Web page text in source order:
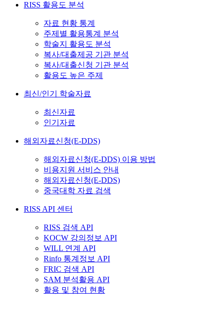
RISS 활용도 분석
자료 현황 통계
주제별 활용통계 분석
학술지 활용도 분석
복사/대출제공 기관 분석
복사/대출신청 기관 분석
활용도 높은 주제
최신/인기 학술자료
최신자료
인기자료
해외자료신청(E-DDS)
해외자료신청(E-DDS) 이용 방법
비용지원 서비스 안내
해외자료신청(E-DDS)
중국대학 자료 검색
RISS API 센터
RISS 검색 API
KOCW 강의정보 API
WILL 연계 API
Rinfo 통계정보 API
FRIC 검색 API
SAM 분석활용 API
활용 및 참여 현황